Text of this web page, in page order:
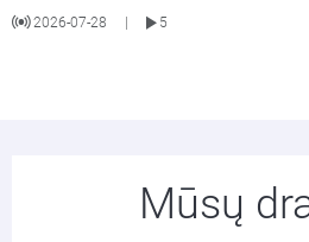
2026-07-28 5
Mūsų